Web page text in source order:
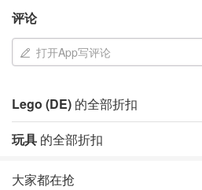
评论
打开App写评论
Lego (DE) 的全部折扣
玩具 的全部折扣
大家都在抢